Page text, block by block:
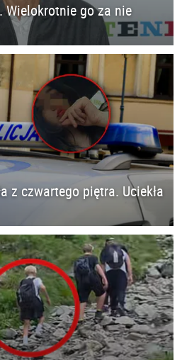
Wielokrotnie go za nie
z czwartego piętra. Uciekła